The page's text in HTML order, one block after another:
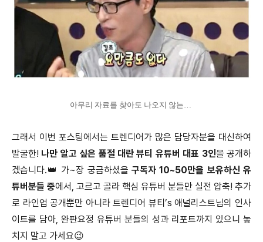
아무리 자료를 찾아도 나오지 않는…
그래서 이번 포스팅에서는 트렌디어가 많은 담당자분을 대신하여
발굴한! 나만 알고 싶은 품절 대란 뷰티 유튜버 대표 3인을 공개하
겠습니다.👑 가~장 궁금하셨을 구독자 10~50만을 보유하신 유
튜버분들 중에서, 고르고 골라 핵심 유튜버 분들만 실전 압축! 추가
로 라인업 공개뿐만 아니라 트렌디어 뷰티’s 애널리스트님의 인사
이트를 담아, 완판요정 유튜버 분들의 성과 리포트까지 있으니 놓
치지 말고 가세요😉